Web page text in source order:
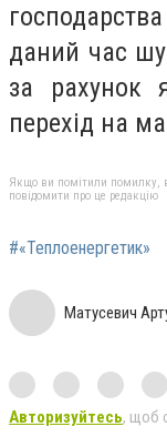
даний час
за рахунок
перехід на
Якщо ви помітили помилку,
повідомити про це редакцію
#«Теплоенергетик»
Матусевич
Авторизуйтесь, щоб